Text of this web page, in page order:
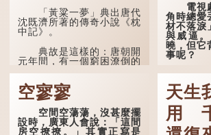
「黃粱一夢」典出唐代
沈既濟所著的傳奇小說《枕
中記》。
典故是這樣的：唐朝開
元年間，有一個窮困潦倒的
中經過一間旅店休息，碰巧
遇到一位呂姓道士，兩人暢
談甚歡。
言談間，盧姓書生感慨
自己雖貴為讀書人，但一直
電視劇
角時總愛
材不落淚
與威逼
曉，但它
事呢？
「不見
原句，有
不下淚」
淚」，出
所著的《
十八回。
見到親人
空寥寥
空間空蕩蕩，沒甚麼擺
設時，廣東人會說：「這間
房空撩撩。」其實正寫是
天生
用